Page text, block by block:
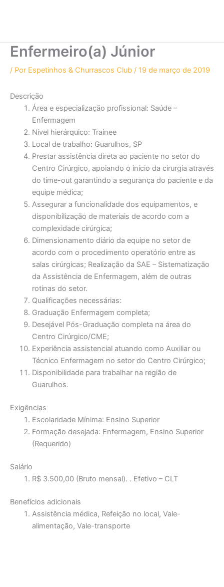
Enfermeiro(a) Júnior
/ Por Espetinhos & Churrascos Club / 19 de março de 2019
Descrição
Área e especialização profissional: Saúde –
Enfermagem
Nível hierárquico: Trainee
Local de trabalho: Guarulhos, SP
Prestar assistência direta ao paciente no setor do
Centro Cirúrgico, apoiando o início da cirurgia através
do time-out garantindo a segurança do paciente e da
equipe médica;
Assegurar a funcionalidade dos equipamentos, e
disponibilização de materiais de acordo com a
complexidade cirúrgica;
Dimensionamento diário da equipe no setor de
acordo com o procedimento operatório entre as
salas cirúrgicas; Realização da SAE – Sistematização
da Assistência de Enfermagem, além de outras
rotinas do setor.
Qualificações necessárias:
Graduação Enfermagem completa;
Desejável Pós-Graduação completa na área do
Centro Cirúrgico/CME;
Experiência assistencial atuando como Auxiliar ou
Técnico Enfermagem no setor do Centro Cirúrgico;
Disponibilidade para trabalhar na região de
Guarulhos.
Exigências
Escolaridade Mínima: Ensino Superior
Formação desejada: Enfermagem, Ensino Superior
(Requerido)
Salário
R$ 3.500,00 (Bruto mensal). . Efetivo – CLT
Benefícios adicionais
Assistência médica, Refeição no local, Vale-
alimentação, Vale-transporte